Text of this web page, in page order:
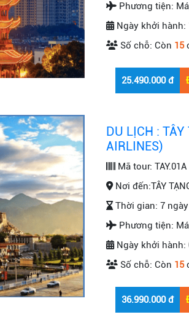
Phương tiện:
Ngày khởi hành:
Số chỗ: Còn 15
DU LỊCH :
AIRLINES)
Mã tour: TAY.01A
Nơi đến:TÂY
Thời gian: 7
Phương tiện:
Ngày khởi hành:
Số chỗ: Còn 15